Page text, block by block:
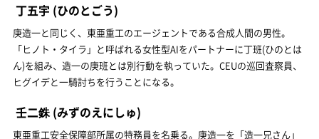
丁五宇 (ひのとごう)
庚造一と同じく、東亜重工のエージェントである合成人間の男性。
「ヒノト・タイラ」と呼ばれる女性型AIをパートナーに丁班(ひのとは
ん)を組み、造一の庚班とは別行動を執っていた。CEUの巡回査察員、
ヒグイデと一騎討ちを行うことになる。
壬二銖(みずのえにしゅ)
東亜重工安全保障部所属の特務員を名乗る。庚造一を「造一兄さん」